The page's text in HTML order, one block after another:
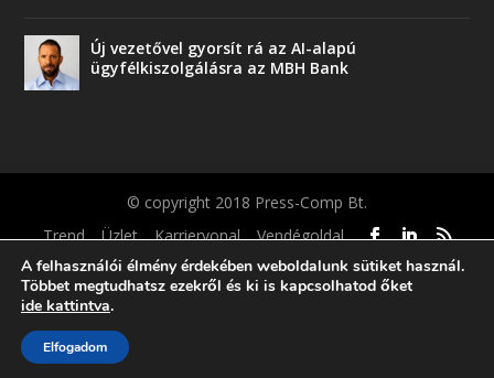
Új vezetővel gyorsít rá az AI-alapú
ügyfélkiszolgálásra az MBH Bank
© copyright 2018 Press-Comp Bt.
Trend
Üzlet Karriervonal
Vendégoldal
A felhasználói élmény érdekében weboldalunk sütiket használ.
Többet megtudhatsz ezekről és ki is kapcsolhatod őket
ide kattintva.
Elfogadom